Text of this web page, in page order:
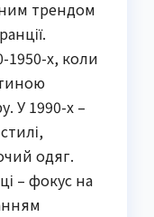
трендом
1950-х, коли
У 1990-х –
одяг.
– фокус на